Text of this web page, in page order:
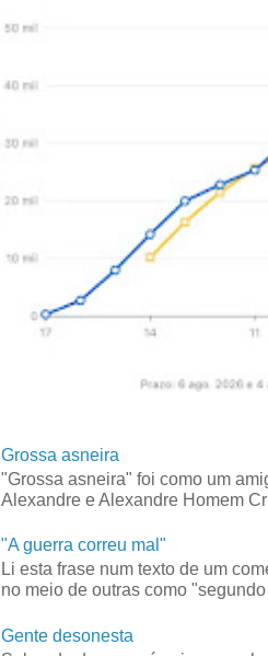
Grossa asneira
"Grossa asneira" foi como um
Alexandre e Alexandre Homem
"A guerra correu mal"
Li esta frase num texto de um
no meio de outras como
Gente desonesta